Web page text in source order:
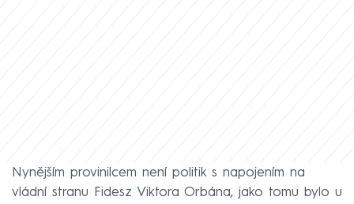
Nynějším provinilcem není politik s napojením na
vládní stranu Fidesz Viktora Orbána, jako tomu bylo u